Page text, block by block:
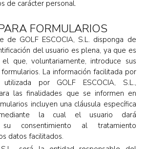
de carácter personal.
FORMULARIOS
de GOLF ESCOCIA, S.L. disponga de
del usuario es plena, ya que es
que, voluntariamente, introduce sus
La información facilitada por
por GOLF ESCOCIA, S.L.,
las finalidades que se informen en
incluyen una cláusula específica
la cual el usuario dará
su consentimiento al tratamiento
datos facilitados.